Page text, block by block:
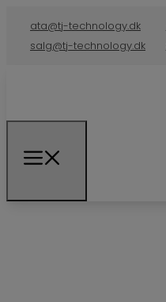
ata@tj-technology.dk
salg@tj-technology.dk